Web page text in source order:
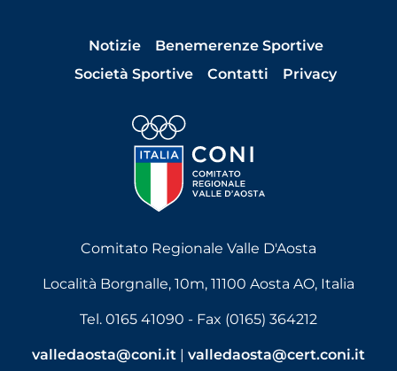
Notizie
Benemerenze Sportive
Società Sportive
Contatti Privacy
Comitato Regionale Valle D'Aosta
Località Borgnalle, 10m, 11100 Aosta AO, Italia
Tel. 0165 41090 - Fax (0165) 364212
valledaosta@coni.it | valledaosta@cert.coni.it